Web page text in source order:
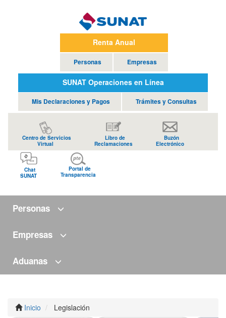
Renta Anual
Personas Empresas
SUNAT Operaciones en Línea
Mis Declaraciones y Pagos Trámites y Consultas
Centro de Servicios
Virtual
Libro de
Reclamaciones
Buzón
Electrónico
Chat
SUNAT
Portal de
Transparencia
Personas
Empresas
Aduanas
Inicio Legislación